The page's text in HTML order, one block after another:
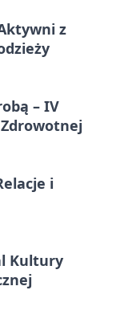
z
– IV
i
Kultury